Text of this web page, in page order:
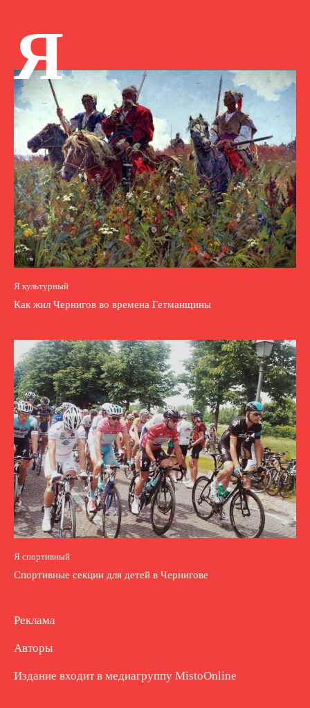
Я
Я культурный
Как жил Чернигов во времена Гетманщины
Я спортивный
Спортивные секции для детей в Чернигове
Реклама
Авторы
Издание входит в медиагруппу MistoOnline